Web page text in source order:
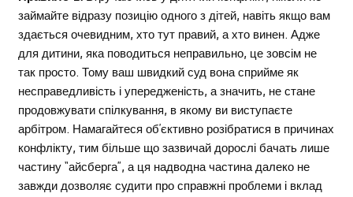
займайте відразу позицію одного з дітей, навіть якщо вам
здається очевидним, хто тут правий, а хто винен. Адже
для дитини, яка поводиться неправильно, це зовсім не
так просто. Тому ваш швидкий суд вона сприйме як
несправедливість і упередженість, а значить, не стане
продовжувати спілкування, в якому ви виступаєте
арбітром. Намагайтеся об’єктивно розібратися в причинах
конфлікту, тим більше що зазвичай дорослі бачать лише
частину “айсберга”, а ця надводна частина далеко не
завжди дозволяє судити про справжні проблеми і вклад